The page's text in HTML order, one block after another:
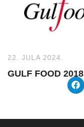
22. JULA 2024.
GULF FOOD 2018